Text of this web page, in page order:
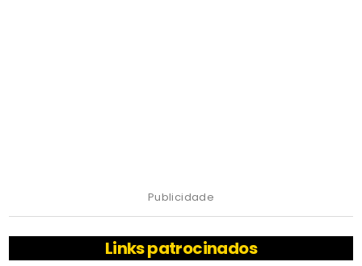
Publicidade
Links patrocinados